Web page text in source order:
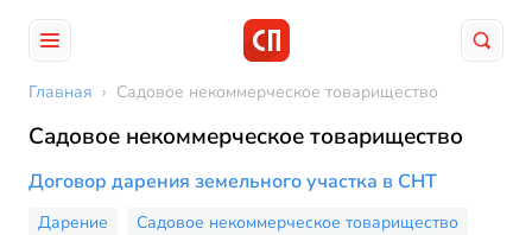
Главная › Садовое некоммерческое товарищество
Садовое некоммерческое товарищество
Договор дарения земельного участка в СНТ
Дарение Садовое некоммерческое товарищество